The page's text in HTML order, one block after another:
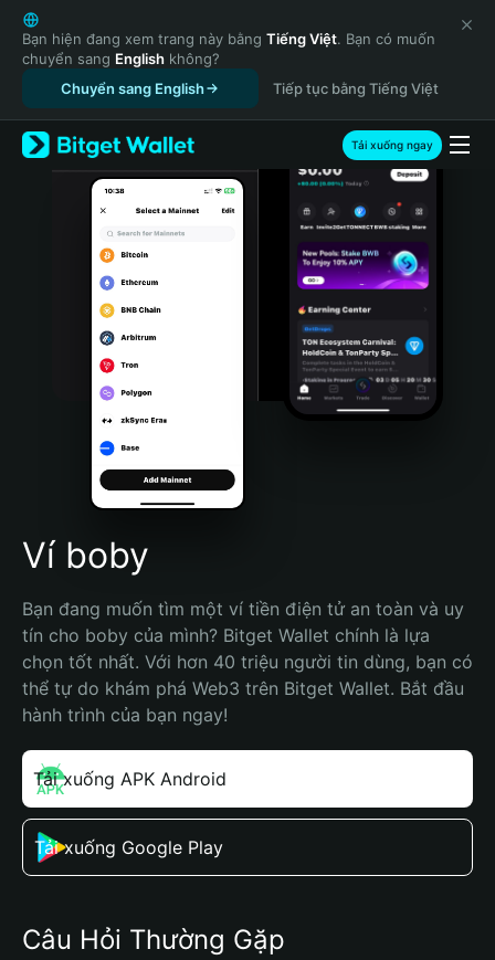
English
日本語
Tiếng Việt
Русский
Español (Latinoamérica)
Türkçe
Italiano
Português (Portugal)
Bahasa Indonesia
Português (Brasil)
Español (Argentina)
Bạn hiện đang xem trang này bằng Tiếng Việt. Bạn có muốn
chuyển sang English không?
Chuyển sang English
Tiếp tục bằng Tiếng Việt
Tải xuống ngay
Ví boby
Bạn đang muốn tìm một ví tiền điện tử an toàn và uy
tín cho boby của mình? Bitget Wallet chính là lựa
chọn tốt nhất. Với hơn 40 triệu người tin dùng, bạn có
thể tự do khám phá Web3 trên Bitget Wallet. Bắt đầu
hành trình của bạn ngay!
Tải xuống APK Android
Tải xuống Google Play
Câu Hỏi Thường Gặp